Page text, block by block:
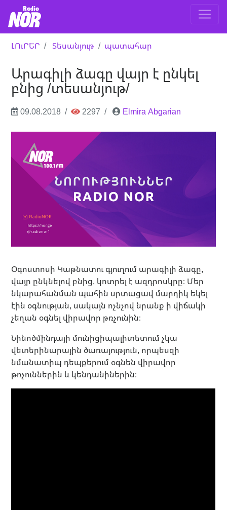
ԼՈւՐԵՐ Տեսանյութ պատահար
Արագիլի ձագը վայր է ընկել
բնից /տեսանյութ/
09.08.2018 2297 Elmira Abgarian
Օգոստոսի Կաթնատու գյուղում արագիլի ձագը,
վայր ընկնելով բնից, կոտրել է ազդրոսկրը։ Մեր
նկարահանման պահին սրտացավ մարդիկ եկել
էին օգնության, սակայն ոչնչով նրանք ի վիճակի
չեղան օգնել վիրավոր թռչունին։
Նինոծմինդայի մունիցիպալիտետում չկա
վետերինարային ծառայություն, որպեսզի
նմանատիպ դեպքերում օգնեն վիրավոր
թռչուններին և կենդանիներին։